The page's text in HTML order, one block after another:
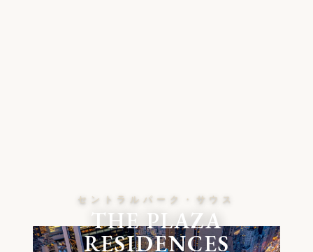
セントラルパーク・サウス
THE PLAZA
RESIDENCES